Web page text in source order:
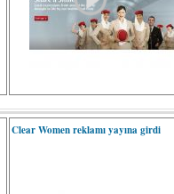
Clear Women reklamı yayına girdi